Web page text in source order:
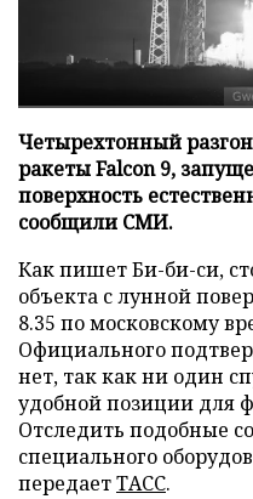
Четырехтонный
ракеты Falcon 9,
поверхность
сообщили СМИ.
Как пишет Би-би-си,
объекта с лунной
8.35 по московскому
Официального
нет, так как ни один
удобной позиции для
Отследить подобные
специального
передаетТАСС.